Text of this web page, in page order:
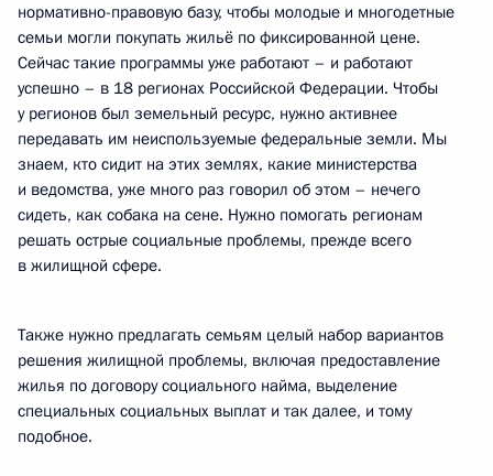
нормативно-правовую базу, чтобы молодые и многодетные
семьи могли покупать жильё по фиксированной цене.
Сейчас такие программы уже работают – и работают
успешно – в 18 регионах Российской Федерации. Чтобы
у регионов был земельный ресурс, нужно активнее
передавать им неиспользуемые федеральные земли. Мы
знаем, кто сидит на этих землях, какие министерства
и ведомства, уже много раз говорил об этом – нечего
сидеть, как собака на сене. Нужно помогать регионам
решать острые социальные проблемы, прежде всего
в жилищной сфере.
Также нужно предлагать семьям целый набор вариантов
решения жилищной проблемы, включая предоставление
жилья по договору социального найма, выделение
специальных социальных выплат и так далее, и тому
подобное.